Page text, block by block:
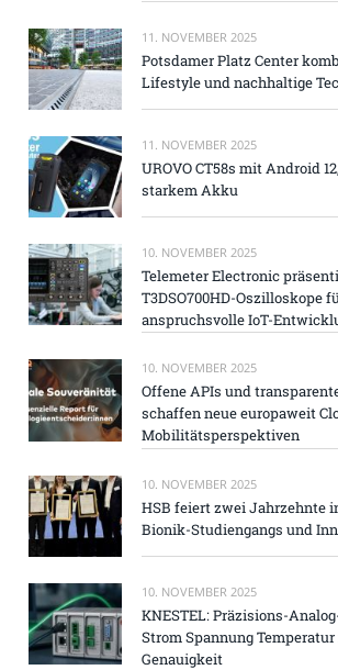
11. NOVEMBER 2025
Potsdamer Platz Center
Lifestyle und nachhaltige
11. NOVEMBER 2025
UROVO CT58s mit Android
starkem Akku
10. NOVEMBER 2025
Telemeter Electronic
T3DSO700HD-Oszilloskope
anspruchsvolle IoT-
10. NOVEMBER 2025
Offene APIs und
schaffen neue europaweit
Mobilitätsperspektiven
10. NOVEMBER 2025
HSB feiert zwei Jahrzehnte
Bionik-Studiengangs und
10. NOVEMBER 2025
KNESTEL: Präzisions-
Strom Spannung
Genauigkeit